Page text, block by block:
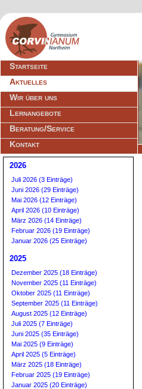
Navigation
überspringen
Startseite
Aktuelles
Wir über uns
Lernangebote
Beratung/Service
Kontakt
2026
Juli 2026 (3 Einträge)
Juni 2026 (29 Einträge)
Mai 2026 (12 Einträge)
April 2026 (10 Einträge)
März 2026 (14 Einträge)
Februar 2026 (19 Einträge)
Januar 2026 (25 Einträge)
2025
Dezember 2025 (18 Einträge)
November 2025 (11 Einträge)
Oktober 2025 (11 Einträge)
September 2025 (11 Einträge)
August 2025 (12 Einträge)
Juli 2025 (7 Einträge)
Juni 2025 (35 Einträge)
Mai 2025 (9 Einträge)
April 2025 (5 Einträge)
März 2025 (18 Einträge)
Februar 2025 (19 Einträge)
Januar 2025 (20 Einträge)